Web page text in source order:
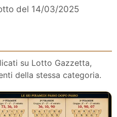
del 14/03/2025
su Lotto Gazzetta,
della stessa categoria.